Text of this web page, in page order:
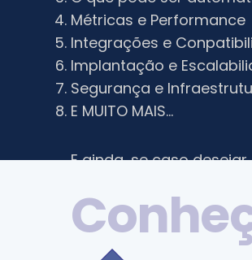
Métricas e Performance
Integrações e
Implantação e
Segurança e
E MUITO MAIS…
E ainda, se caso
custo.
Conhe